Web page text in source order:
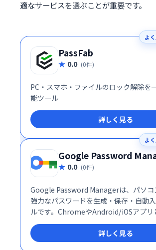
適なサービスを選ぶことが重要です。
よ
PassFab
0.0 (0件)
PC・スマホ・ファイルのロック解除を
能ツール
詳しく見る
よ
Google Password
0.0 (0件)
Google Password Managerは、パソコ
強力なパスワードを生成・保存・自動
ルです。ChromeやAndroid/iOSアプリ
ンラインでのセキュリティ強化をサポ
全で一意のパスワード管理で、個人情報
護しましょう。
詳しく見る